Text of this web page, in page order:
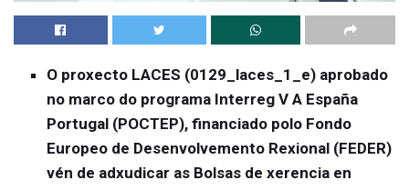
O proxecto LACES (0129_laces_1_e) aprobado
no marco do programa Interreg V A España
Portugal (POCTEP), financiado polo Fondo
Europeo de Desenvolvemento Rexional (FEDER)
vén de adxudicar as Bolsas de xerencia en